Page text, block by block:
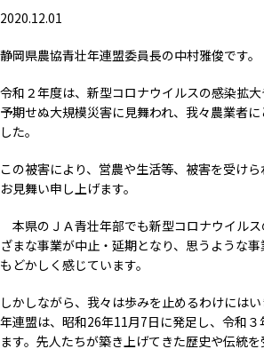
2020.12.01
静岡県農協青壮年連盟委員長の中村雅俊です。
令和２年度は、新型コロナウイルスの感染拡大
予期せぬ大規模災害に見舞われ、我々農業者
した。
この被害により、営農や生活等、被害を受け
お見舞い申し上げます。
本県のＪＡ青壮年部でも新型コロナウイル
ざまな事業が中止・延期となり、思うような
もどかしく感じています。
しかしながら、我々は歩みを止めるわけには
年連盟は、昭和26年11月7日に発足し、令和
ます。先人たちが築き上げてきた歴史や伝統